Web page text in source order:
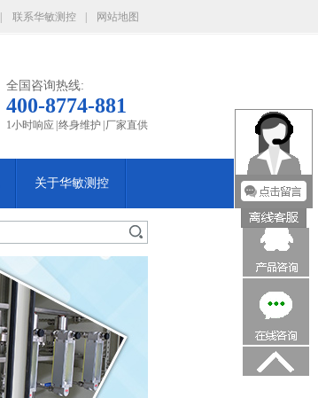
联系华敏测控 网站地图
全国咨询热线:
400-8774-881
1小时响应 | 终身维护 | 厂家直供
关于华敏测控